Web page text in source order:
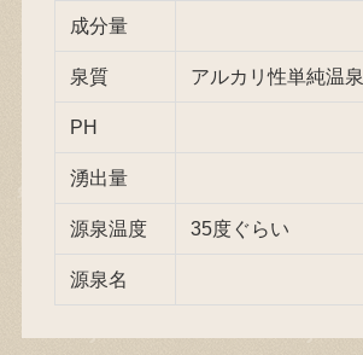
成分量
泉質 アルカリ性単純温泉
PH
湧出量
源泉温度 35度ぐらい
源泉名